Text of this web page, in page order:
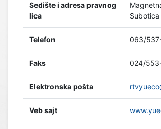
Sedište i adresa pravnog
lica
Subotica
Telefon 063/
Faks 024/
Elektronska pošta
Veb sajt